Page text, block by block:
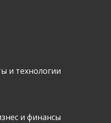
и технологии
и финансы